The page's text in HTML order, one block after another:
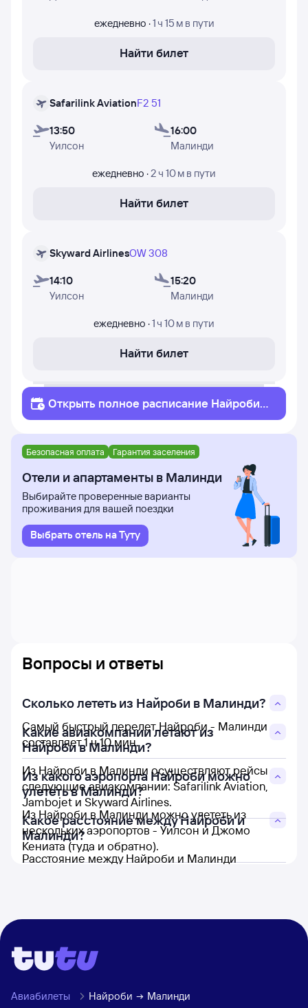
Aviation, Jambojet и Skyward Airlines осуществляют
ежедневно ·1 ч 15 м в пути
Найти билет
Safarilink AviationF2 51
13:50
Уилсон
16:00
Малинди
ежедневно ·2 ч 10 м в пути
Найти билет
Skyward AirlinesOW 308
14:10
Уилсон
15:20
Малинди
ежедневно ·1 ч 10 м в пути
Найти билет
Открыть полное расписание Найроби
Малинди
Безопасная оплата Гарантия заселения
Отели и апартаменты в Малинди
Выбирайте проверенные варианты
проживания для вашей поездки
Выбрать отель на Туту
Вопросы и ответы
Сколько лететь из Найроби в Малинди?
Самый быстрый перелет Найроби - Малинди
составляет 1 ч 10 мин.
Какие авиакомпании летают из
Найроби в Малинди?
Из Найроби в Малинди осуществляют рейсы
следующие авиакомпании: Safarilink Aviation,
Jambojet и Skyward Airlines.
Из какого аэропорта Найроби можно
улететь в Малинди?
Из Найроби в Малинди можно улететь из
нескольких аэропортов - Уилсон и Джомо
Кениата (туда и обратно).
Какое расстояние между Найроби и
Малинди?
Расстояние между Найроби и Малинди
Авиабилеты Найроби Малинди